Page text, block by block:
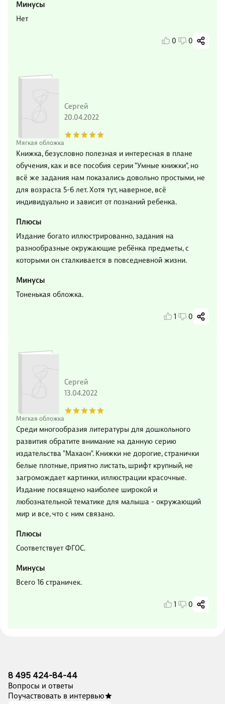
Минусы
Нет
0 0
Мягкая обложка
Сергей
20.04.2022
Книжка, безусловно полезная и интересная в плане
обучения, как и все пособия серии "Умные книжки", но
всё же задания нам показались довольно простыми, не
для возраста 5-6 лет. Хотя тут, наверное, всё
индивидуально и зависит от познаний ребенка.
Плюсы
Издание богато иллюстрированно, задания на
разнообразные окружающие ребёнка предметы, с
которыми он сталкивается в повседневной жизни.
Минусы
Тоненькая обложка.
1 0
Мягкая обложка
Сергей
13.04.2022
Среди многообразия литературы для дошкольного
развития обратите внимание на данную серию
издательства "Махаон". Книжки не дорогие, странички
белые плотные, приятно листать, шрифт крупный, не
загромождает картинки, иллюстрации красочные.
Издание посвящено наиболее широкой и
любознательной тематике для малыша - окружающий
мир и все, что с ним связано.
Плюсы
Соответствует ФГОС.
Минусы
Всего 16 страничек.
1 0
8 495 424-84-44
Вопросы и ответы
Поучаствовать в интервью